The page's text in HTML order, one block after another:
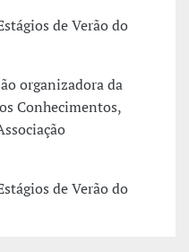
de Verão do
organizadora da
Conhecimentos,
de Verão do